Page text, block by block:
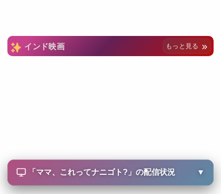
インド映画 もっと見る
「 ママ、これってナニゴト? 」の配信状況 ▼